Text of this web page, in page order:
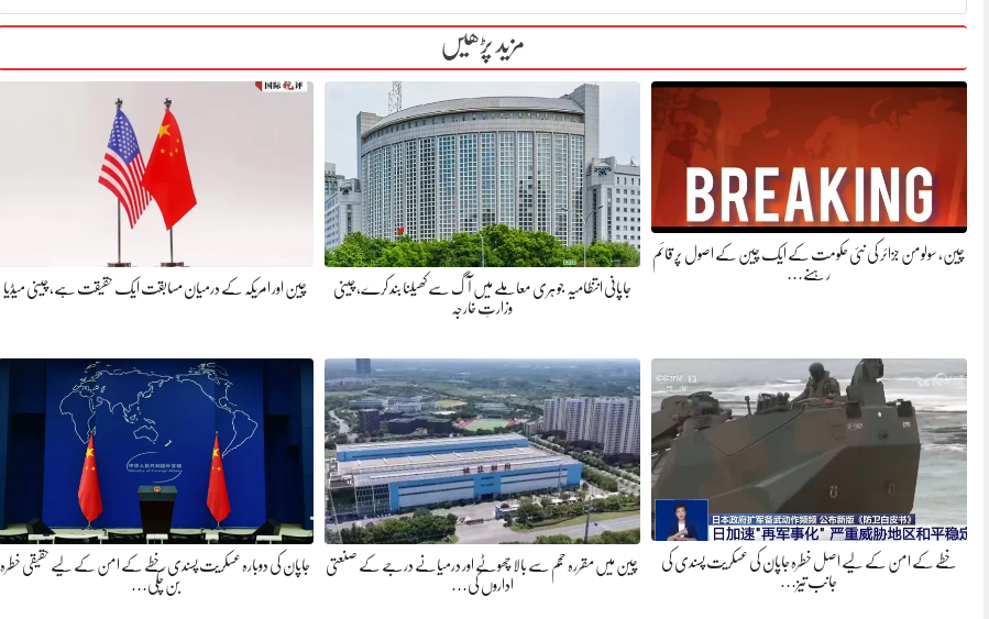
مزید پڑھیں
چین، سولومن جزائر کی نئی حکومت کے ایک چین کے اصول پر قائم
رہنے…
جاپانی انتظامیہ جوہری معاملے میں آگ سے کھیلنا بند کرے، چینی
وزارتِ خارجہ
چین اور امریکہ کے درمیان مسابقت ایک حقیقت ہے، چینی میڈیا
خطے کے امن کے لیے اصل خطرہ جاپان کی عسکریت پسندی کی
جانب تیز…
چین میں مقررہ حجم سے بالا چھوٹے اور درمیانے درجے کے صنعتی
اداروں کی…
جاپان کی دوبارہ عسکریت پسندی خطے کے امن کے لیے حقیقی خطرہ
بن چکی…